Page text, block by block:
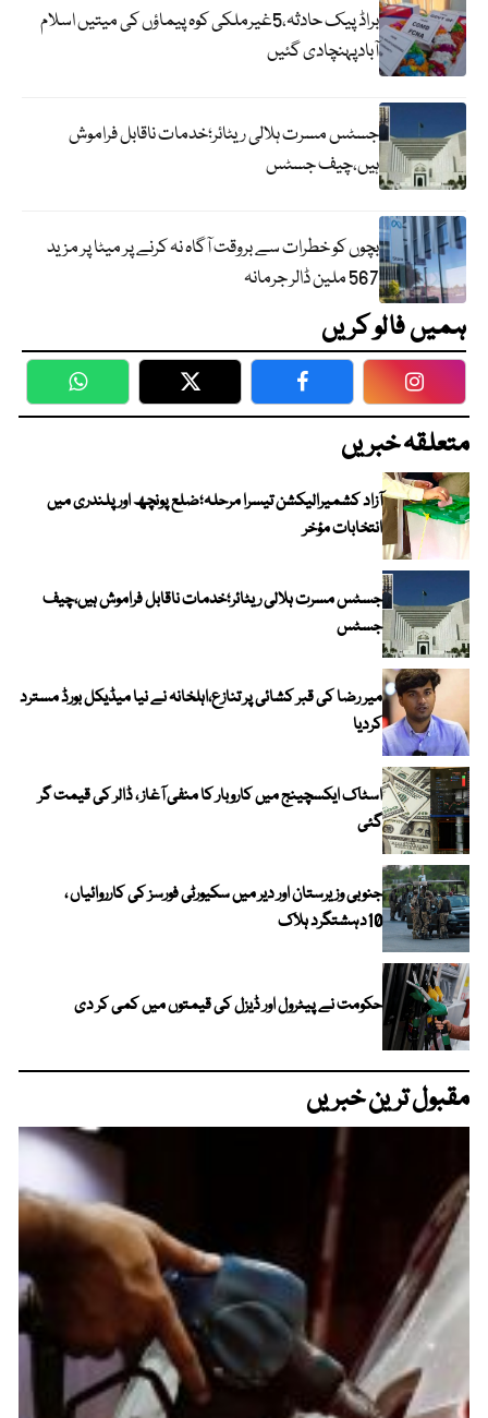
براڈ پیک حادثہ،5غیرملکی کوہ پیماؤں کی میتیں اسلام
آبادپہنچادی گئیں
جسٹس مسرت ہلالی ریٹائر؛خدمات ناقابل فراموش
ہیں،چیف جسٹس
بچوں کو خطرات سے بروقت آگاہ نہ کرنے پر میٹا پر مزید
567 ملین ڈالر جرمانہ
ہمیں فالو کریں
WhatsApp Twitter Facebook
متعلقہ خبریں
آزاد کشمیرالیکشن تیسرا مرحلہ؛ضلع پونچھ اور پلندری میں
انتخابات مؤخر
جسٹس مسرت ہلالی ریٹائر؛خدمات ناقابل فراموش ہیں،چیف
جسٹس
میر رضا کی قبر کشائی پر تنازع،اہلخانہ نے نیا میڈیکل بورڈ مسترد
کردیا
اسٹاک ایکسچینج میں کاروبار کا منفی آغاز ، ڈالر کی قیمت گر
گئی
جنوبی وزیرستان اور دیر میں سکیورٹی فورسز کی کارروائیاں ،
10دہشتگرد ہلاک
حکومت نے پیٹرول اور ڈیزل کی قیمتوں میں کمی کر دی
مقبول ترین خبریں